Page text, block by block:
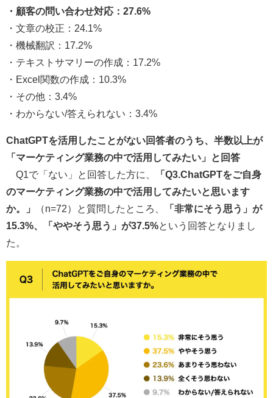
・顧客の問い合わせ対応：27.6%
・文章の校正：24.1%
・機械翻訳：17.2%
・テキストサマリーの作成：17.2%
・Excel関数の作成：10.3%
・その他：3.4%
・わからない/答えられない：3.4%
ChatGPTを活用したことがない回答者のうち、半数以上が
「マーケティング業務の中で活用してみたい」と回答
Q1で「ない」と回答した方に、
「Q3.ChatGPTをご自身
のマーケティング業務の中で活用してみたいと思います
か。」
（n=72）と質問したところ、
「非常にそう思う」が
15.3%、「ややそう思う」が37.5%という回答となりまし
た。